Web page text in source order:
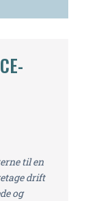
til en
drift
og